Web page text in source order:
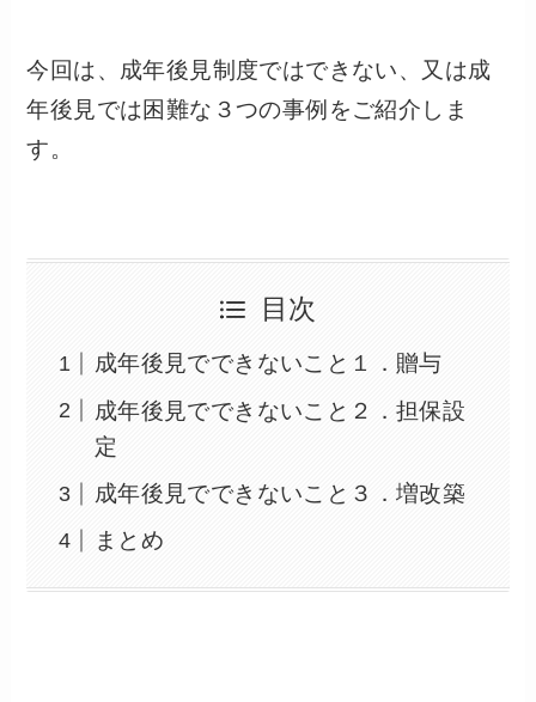
今回は、成年後見制度ではできない、又は成
年後見では困難な３つの事例をご紹介しま
す。
目次
成年後見でできないこと１．贈与
成年後見でできないこと２．担保設
定
成年後見でできないこと３．増改築
まとめ